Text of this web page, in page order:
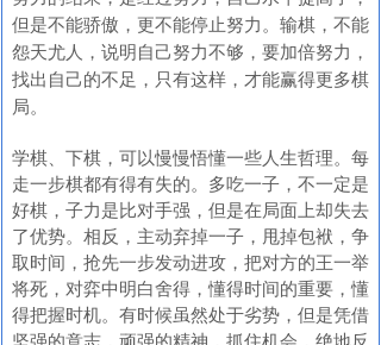
但是不能骄傲，更不能停止努力。输棋，不能
怨天尤人，说明自己努力不够，要加倍努力，
找出自己的不足，只有这样，才能赢得更多棋
局。
学棋、下棋，可以慢慢悟懂一些人生哲理。每
走一步棋都有得有失的。多吃一子，不一定是
好棋，子力是比对手强，但是在局面上却失去
了优势。相反，主动弃掉一子，甩掉包袱，争
取时间，抢先一步发动进攻，把对方的王一举
将死，对弈中明白舍得，懂得时间的重要，懂
得把握时机。有时候虽然处于劣势，但是凭借